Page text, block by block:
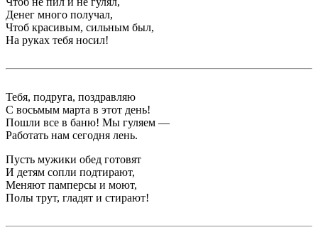
Денег много получал,
Чтоб красивым, сильным был,
На руках тебя носил!
Тебя, подруга, поздравляю
С восьмым марта в этот день!
Пошли все в баню! Мы гуляем —
Работать нам сегодня лень.
Пусть мужики обед готовят
И детям сопли подтирают,
Меняют памперсы и моют,
Полы трут, гладят и стирают!